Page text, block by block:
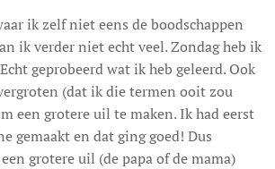
ik zelf niet eens de boodschappen
ik verder niet echt veel. Zondag heb ik
geprobeerd wat ik heb geleerd. Ook
(dat ik die termen ooit zou
een grotere uil te maken. Ik had eerst
gemaakt en dat ging goed! Dus
grotere uil (de papa of de mama)